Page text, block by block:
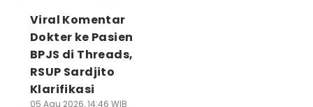
Viral Komentar
Dokter ke Pasien
BPJS di Threads,
RSUP Sardjito
Klarifikasi
05 Agu 2026, 14:46 WIB